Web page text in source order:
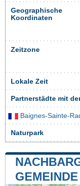
Geographische
Koordinaten
Zeitzone
Lokale Zeit
Partnerstädte mit
Baignes-Sainte-
Naturpark